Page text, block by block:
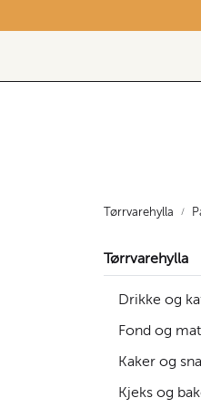
Tørrvarehylla
Tørrvarehylla
Drikke og
Fond og
Kaker og
Kjeks og